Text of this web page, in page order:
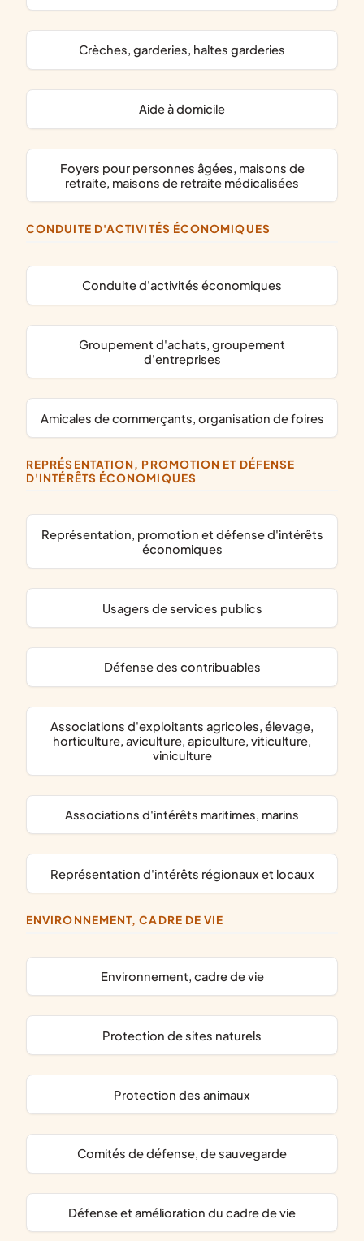
crèches, garderies, haltes garderies
aide à domicile
foyers pour personnes âgées, maisons de
retraite, maisons de retraite médicalisées
CONDUITE D'ACTIVITÉS ÉCONOMIQUES
conduite d'activités économiques
groupement d'achats, groupement
d'entreprises
amicales de commerçants, organisation de foires
REPRÉSENTATION, PROMOTION ET DÉFENSE
D'INTÉRÊTS ÉCONOMIQUES
représentation, promotion et défense d'intérêts
économiques
usagers de services publics
défense des contribuables
associations d'exploitants agricoles, élevage,
horticulture, aviculture, apiculture, viticulture,
viniculture
associations d'intérêts maritimes, marins
représentation d'intérêts régionaux et locaux
ENVIRONNEMENT, CADRE DE VIE
Environnement, cadre de vie
protection de sites naturels
protection des animaux
comités de défense, de sauvegarde
défense et amélioration du cadre de vie